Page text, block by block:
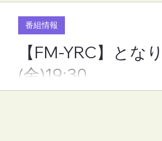
【FM-YRC】と
(金)19:30
番組情報